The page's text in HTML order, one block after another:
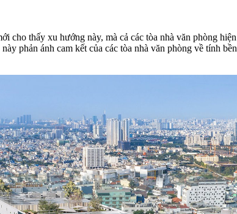
thấy xu hướng này, mà cả các tòa nhà văn phòng
phản ánh cam kết của các tòa nhà văn phòng về tính